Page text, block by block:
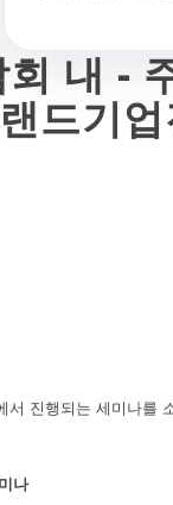
내 -
드기
서 진행되는 세미나를
나